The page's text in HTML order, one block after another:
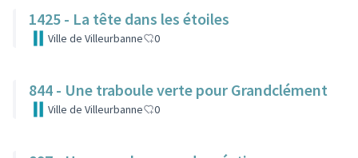
1425 - La tête dans les étoiles
Ville de Villeurbanne 0
844 - Une traboule verte pour Grandclément
Ville de Villeurbanne 0